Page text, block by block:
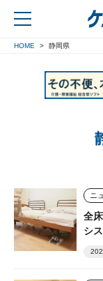
HOME 静岡県
ニ
全
シ